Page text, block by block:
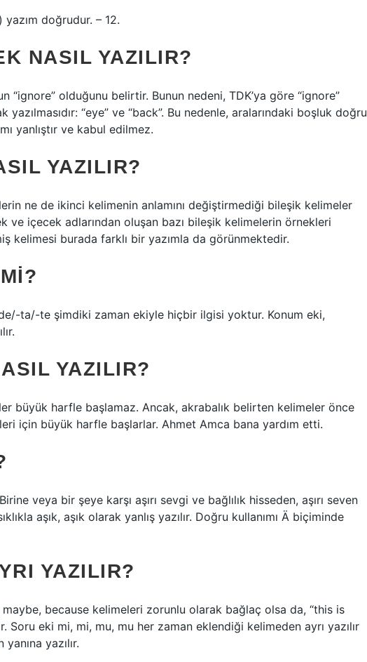
yazım doğrudur. – 12.
NASIL YAZILIR?
“ignore” olduğunu belirtir. Bunun nedeni, TDK’ya göre “ignore”
“eye” ve “back”. Bu nedenle, aralarındaki boşluk doğru
yanlıştır ve kabul edilmez.
YAZILIR?
ne de ikinci kelimenin anlamını değiştirmediği bileşik kelimeler
ve içecek adlarından oluşan bazı bileşik kelimelerin örnekleri
kelimesi burada farklı bir yazımla da görünmektedir.
ta/-te şimdiki zaman ekiyle hiçbir ilgisi yoktur. Konum eki,
YAZILIR?
büyük harfle başlamaz. Ancak, akrabalık belirten kelimeler önce
için büyük harfle başlarlar. Ahmet Amca bana yardım etti.
veya bir şeye karşı aşırı sevgi ve bağlılık hisseden, aşırı seven
aşık, aşık olarak yanlış yazılır. Doğru kullanımı Ä biçiminde
YAZILIR?
because kelimeleri zorunlu olarak bağlaç olsa da, “this is
Soru eki mi, mi, mu, mu her zaman eklendiği kelimeden ayrı yazılır
yazılır.